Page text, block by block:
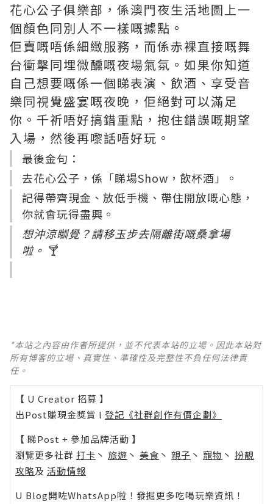
花心公子俱樂部，係澳門夜生活地圖上一
個顏色同別人不一樣嘅據點。
佢賣嘅唔係細緻服務，而係赤裸直接嘅舞
台衝擊同埋微醺嘅夜場氣氛。如果你知道
自己想要嘅係一個睇表演、飲酒、享受音
樂同視覺盛宴嘅夜晚，佢絕對可以滿足
你。千祈唔好搞錯重點，抱住錯誤嘅期望
入場，然後再嚟話唔好玩。
最後金句：
去花心公子，係「睇場Show，飲杯酒」。
記得帶齊現金、放低手機、帶住開放嘅心態，
你就會玩得盡興。
想沖涼瞓覺？請移玉步去隔離街嘅桑拿場
啦。 🍸
*本站之內容由作者所提供，並不代表本站的立場。因此本站對
所有博客的立場、真實性、準確性及完整性不負任何法律責
任。
【 U Creator 招募 】
出Post賺現金獎賞 l 登記《社群創作有價企劃》
【 睇Post + 參加品牌活動 】
瀏覽更多社群 打卡 丶 旅遊 丶 美食 丶 親子 丶 寵物 丶 扮靚
攻略及 活動情報
U Blog開咗WhatsApp啦！發掘更多吃喝玩樂資訊！